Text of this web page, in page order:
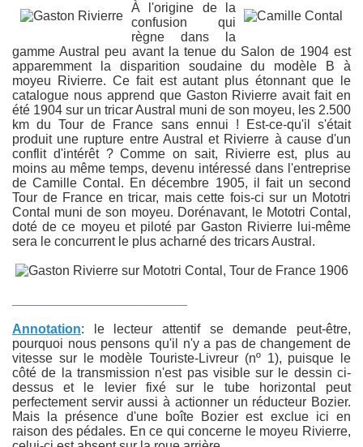
À l'origine de la
confusion qui
règne dans la
gamme Austral peu avant la tenue du Salon de 1904 est
apparemment la disparition soudaine du modèle B à
moyeu Rivierre. Ce fait est autant plus étonnant que le
catalogue nous apprend que Gaston Rivierre avait fait en
été 1904 sur un tricar Austral muni de son moyeu, les 2.500
km du Tour de France sans ennui ! Est-ce-qu'il s'était
produit une rupture entre Austral et Rivierre à cause d'un
conflit d'intérêt ? Comme on sait, Rivierre est, plus au
moins au même temps, devenu intéressé dans l'entreprise
de Camille Contal. En décembre 1905, il fait un second
Tour de France en tricar, mais cette fois-ci sur un Mototri
Contal muni de son moyeu. Dorénavant, le Mototri Contal,
doté de ce moyeu et piloté par Gaston Rivierre lui-même
sera le concurrent le plus acharné des tricars Austral.
Annotation: le lecteur attentif se demande peut-être,
pourquoi nous pensons qu'il n'y a pas de changement de
vitesse sur le modèle Touriste-Livreur (nº 1), puisque le
côté de la transmission n'est pas visible sur le dessin ci-
dessus et le levier fixé sur le tube horizontal peut
perfectement servir aussi à actionner un réducteur Bozier.
Mais la présence d'une boîte Bozier est exclue ici en
raison des pédales. En ce qui concerne le moyeu Rivierre,